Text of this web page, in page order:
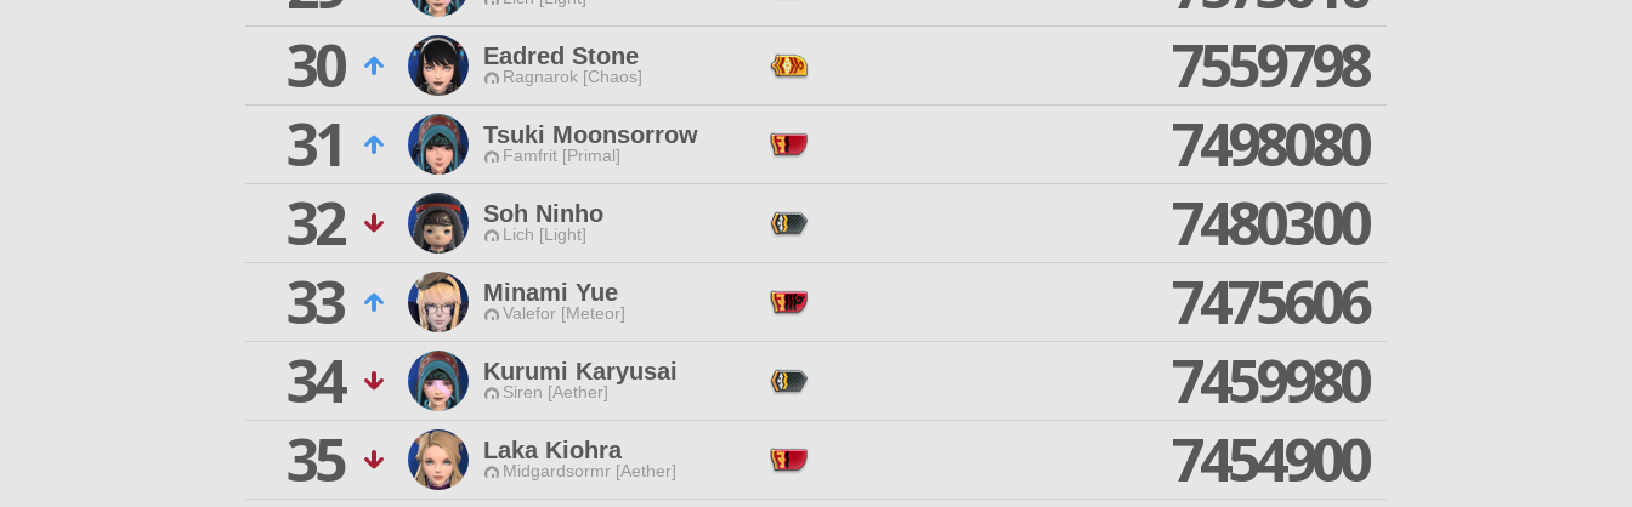
30
Eadred Stone
Ragnarok [Chaos]
7559798
31
Tsuki Moonsorrow
Famfrit [Primal]
7498080
32
Soh Ninho
Lich [Light]
7480300
33
Minami Yue
Valefor [Meteor]
7475606
34
Kurumi Karyusai
Siren [Aether]
7459980
35
Laka Kiohra
Midgardsormr [Aether]
7454900